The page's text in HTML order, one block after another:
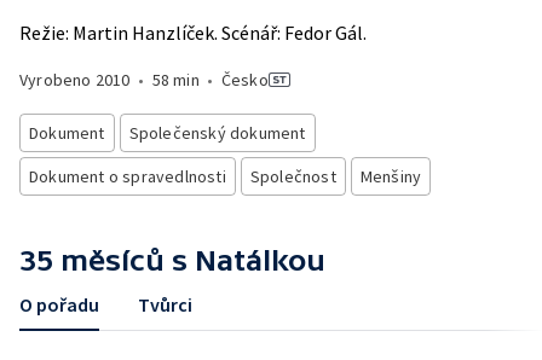
Režie: Martin Hanzlíček. Scénář: Fedor Gál.
Vyrobeno 2010 • 58 min • Česko
Dokument
Společenský dokument
Dokument o spravedlnosti
Společnost Menšiny
35 měsíců s Natálkou
O pořadu Tvůrci